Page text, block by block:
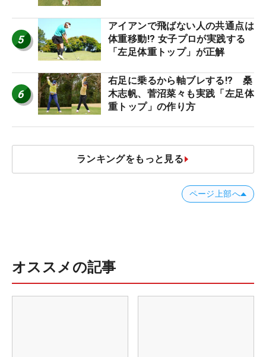
減するワケ
5
アイアンで飛ばない人の共通点は
体重移動!? 女子プロが実践する
「左足体重トップ」が正解
6
右足に乗るから軸ブレする!? 桑
木志帆、菅沼菜々も実践「左足体
重トップ」の作り方
ランキングをもっと見る
ページ上部へ
オススメの記事